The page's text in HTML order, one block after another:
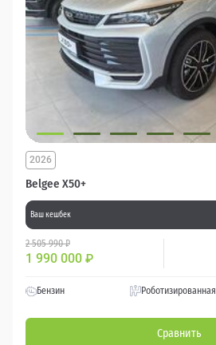
Belgee X50+
2026
Ваш кешбек
2 505 990 ₽
1 990 000 ₽
Бензин Роботизированная
Сравнить